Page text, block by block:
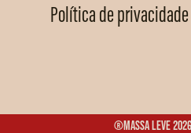
Política de privacidade
®Massa Leve